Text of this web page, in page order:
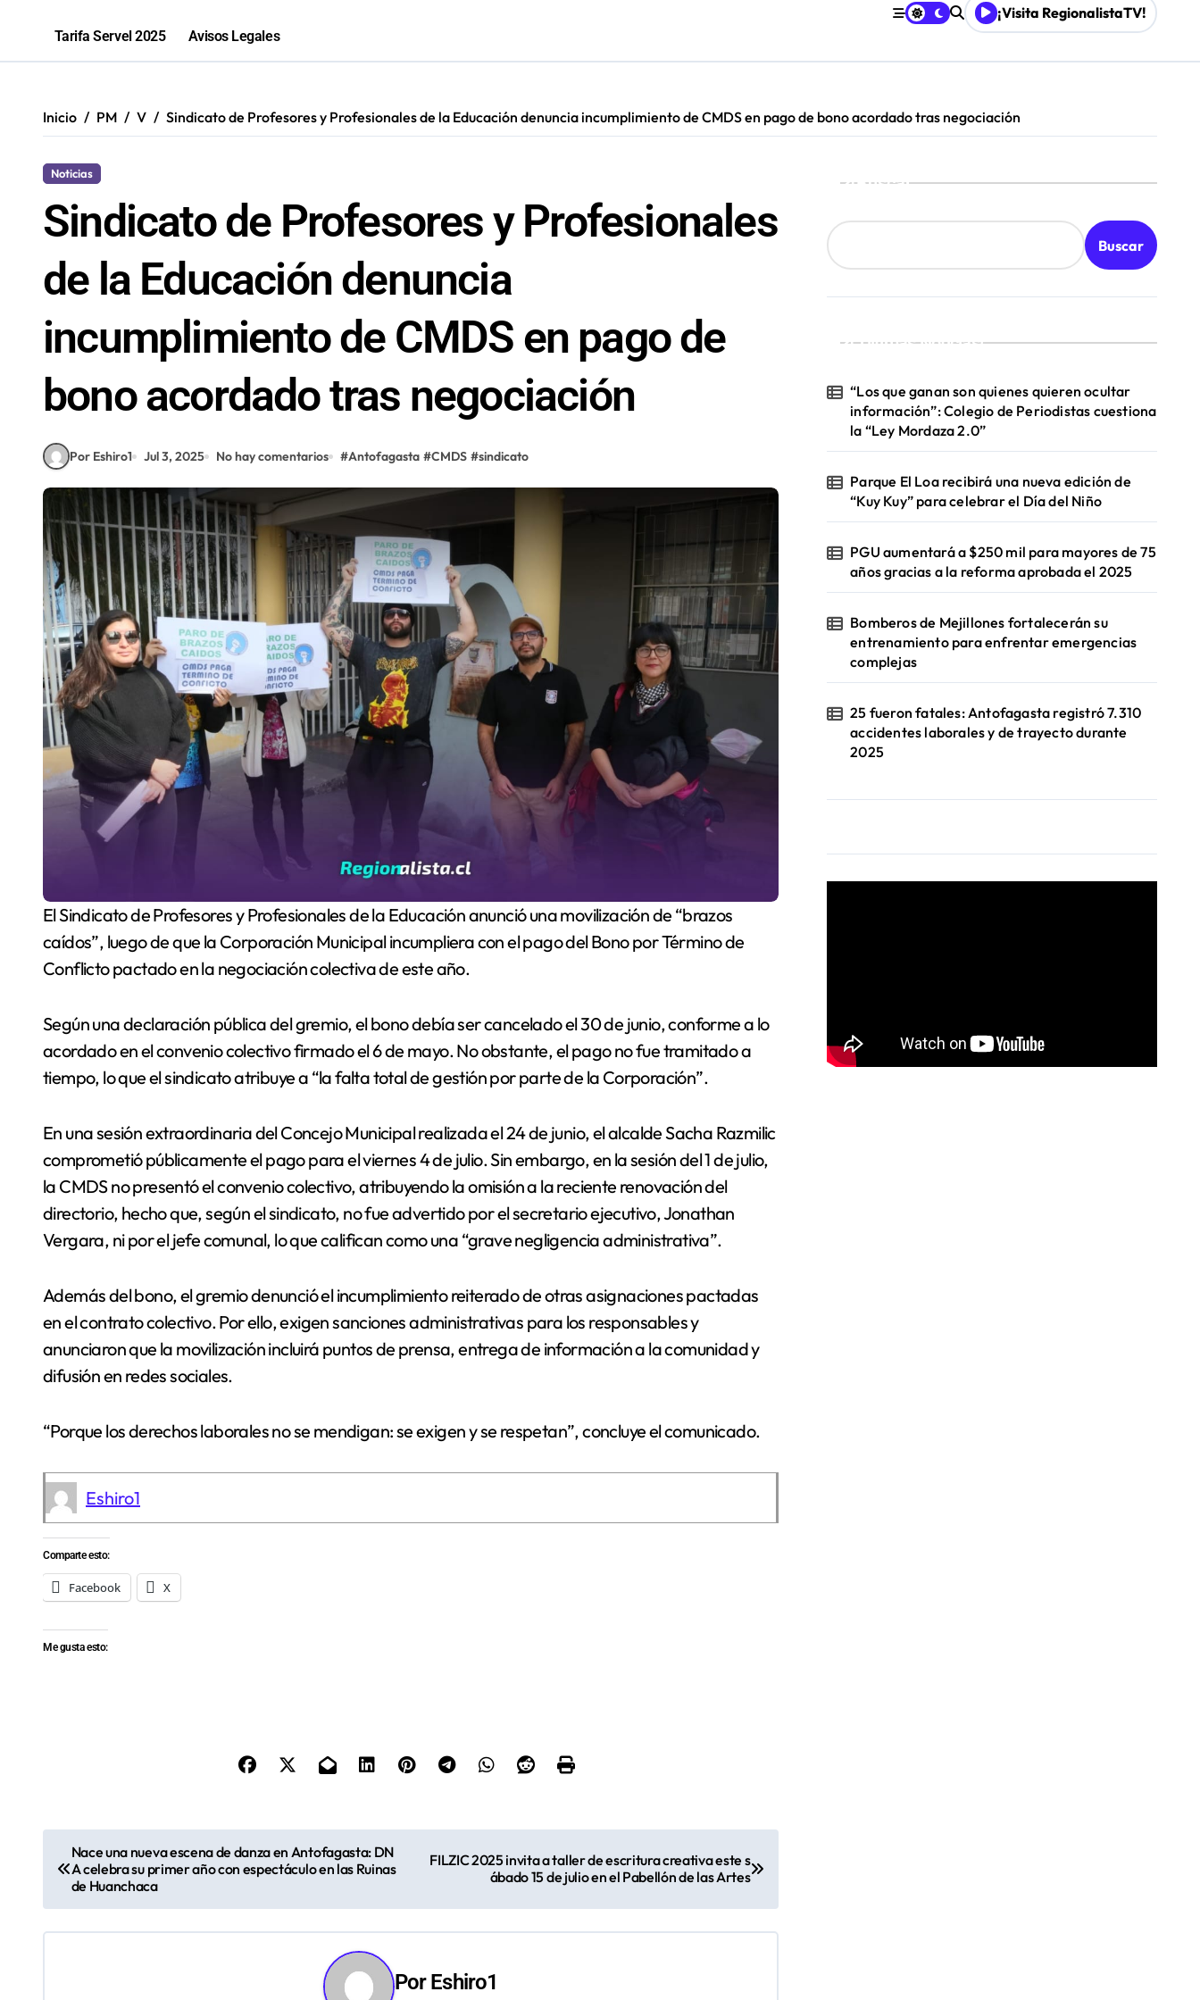
Tarifa Servel 2025 Avisos Legales
¡Visita RegionalistaTV!
Inicio PM V Sindicato de Profesores y Profesionales de la Educación denuncia incumplimiento de CMDS en pago de bono acordado tras negociación
Noticias
Sindicato de Profesores y Profesionales
de la Educación denuncia
incumplimiento de CMDS en pago de
bono acordado tras negociación
Por Eshiro1 Jul 3, 2025 No hay comentarios #Antofagasta #CMDS #sindicato
El Sindicato de Profesores y Profesionales de la Educación anunció una movilización de “brazos
caídos”, luego de que la Corporación Municipal incumpliera con el pago del Bono por Término de
Conflicto pactado en la negociación colectiva de este año.
Según una declaración pública del gremio, el bono debía ser cancelado el 30 de junio, conforme a lo
acordado en el convenio colectivo firmado el 6 de mayo. No obstante, el pago no fue tramitado a
tiempo, lo que el sindicato atribuye a “la falta total de gestión por parte de la Corporación”.
En una sesión extraordinaria del Concejo Municipal realizada el 24 de junio, el alcalde Sacha Razmilic
comprometió públicamente el pago para el viernes 4 de julio. Sin embargo, en la sesión del 1 de julio,
la CMDS no presentó el convenio colectivo, atribuyendo la omisión a la reciente renovación del
directorio, hecho que, según el sindicato, no fue advertido por el secretario ejecutivo, Jonathan
Vergara, ni por el jefe comunal, lo que califican como una “grave negligencia administrativa”.
Además del bono, el gremio denunció el incumplimiento reiterado de otras asignaciones pactadas
en el contrato colectivo. Por ello, exigen sanciones administrativas para los responsables y
anunciaron que la movilización incluirá puntos de prensa, entrega de información a la comunidad y
difusión en redes sociales.
“Porque los derechos laborales no se mendigan: se exigen y se respetan”, concluye el comunicado.
Eshiro1
Comparte esto:
Facebook X
Me gusta esto:
v
Nace una nueva escena de danza en Antofagasta: DN
A celebra su primer año con espectáculo en las Ruinas
de Huanchaca
FILZIC 2025 invita a taller de escritura creativa este s
ábado 15 de julio en el Pabellón de las Artes
PorEshiro1
Buscar
Buscar
¡Ultimas Noticias!
“Los que ganan son quienes quieren ocultar
información”: Colegio de Periodistas cuestiona
la “Ley Mordaza 2.0”
Parque El Loa recibirá una nueva edición de
“Kuy Kuy” para celebrar el Día del Niño
PGU aumentará a $250 mil para mayores de 75
años gracias a la reforma aprobada el 2025
Bomberos de Mejillones fortalecerán su
entrenamiento para enfrentar emergencias
complejas
25 fueron fatales: Antofagasta registró 7.310
accidentes laborales y de trayecto durante
2025